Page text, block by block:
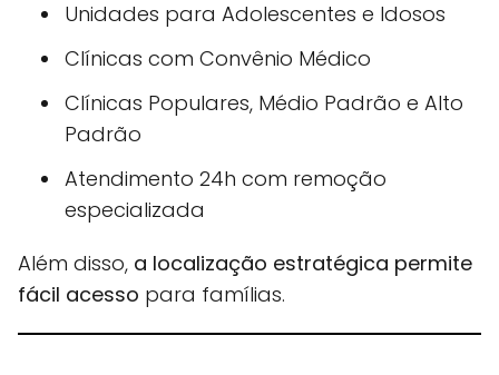
Unidades para Adolescentes e Idosos
Clínicas com Convênio Médico
Clínicas Populares, Médio Padrão e Alto
Padrão
Atendimento 24h com remoção
especializada
Além disso, a localização estratégica permite
fácil acesso para famílias.